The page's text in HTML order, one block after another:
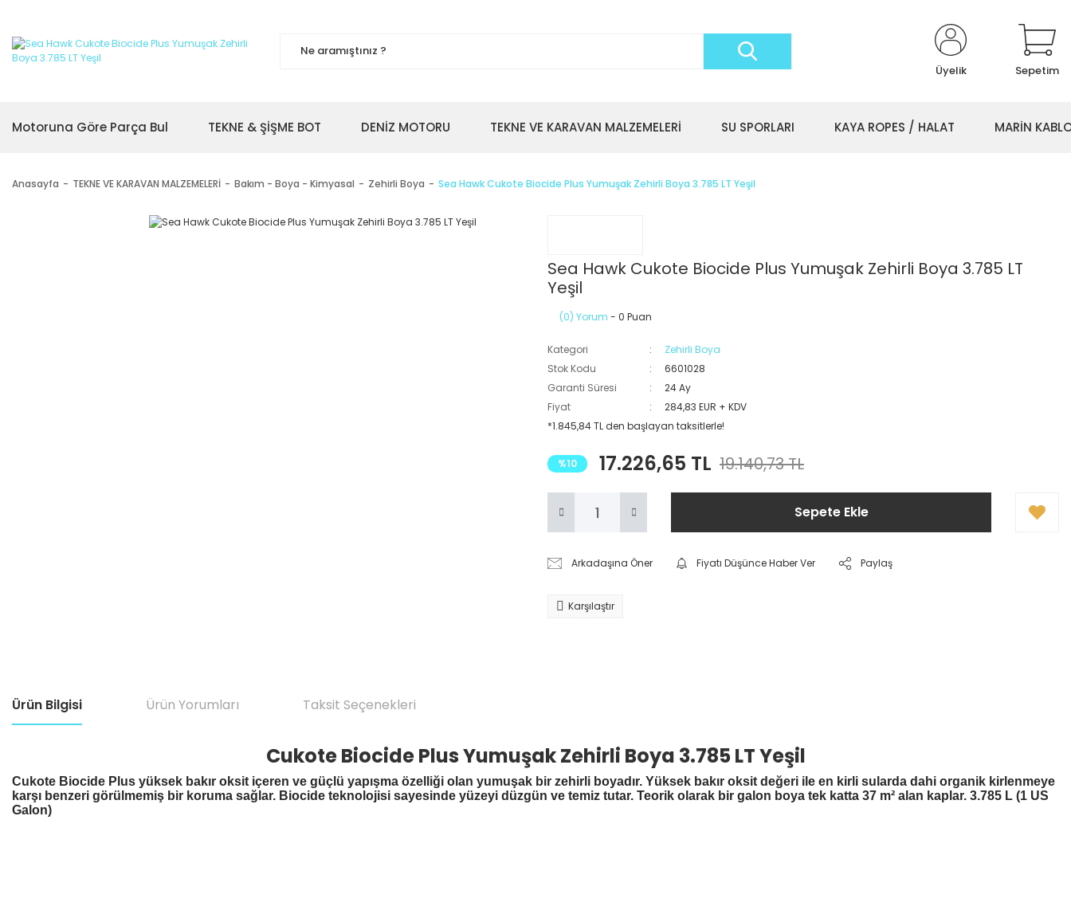
Üyelik Sepetim
Motoruna Göre Parça Bul TEKNE & ŞİŞME BOT DENİZ MOTORU TEKNE VE KARAVAN MALZEMELERİ SU SPORLARI KAYA ROPES / HALAT MARİN
Anasayfa TEKNE VE KARAVAN MALZEMELERİ Bakım - Boya - Kimyasal Zehirli Boya Sea Hawk Cukote Biocide Plus Yumuşak Zehirli Boya 3.785 LT Yeşil
Sea Hawk Cukote Biocide Plus Yumuşak Zehirli Boya 3.785 LT
Yeşil
(0) Yorum - 0 Puan
Kategori
Zehirli Boya
Stok Kodu
6601028
Garanti Süresi
24 Ay
Fiyat
284,83 EUR + KDV
*1.845,84 TL den başlayan taksitlerle!
%10 17.226,65 TL 19.140,73 TL
Sepete Ekle
Arkadaşına Öner Fiyatı Düşünce Haber Ver Paylaş
Karşılaştır
Ürün Bilgisi Ürün Yorumları Taksit Seçenekleri
Cukote Biocide Plus Yumuşak Zehirli Boya 3.785 LT Yeşil
Cukote Biocide Plus yüksek bakır oksit içeren ve güçlü yapışma özelliği olan yumuşak bir zehirli boyadır. Yüksek bakır oksit değeri ile en kirli sularda dahi organik kirlenmeye
karşı benzeri görülmemiş bir koruma sağlar. Biocide teknolojisi sayesinde yüzeyi düzgün ve temiz tutar. Teorik olarak bir galon boya tek katta 37 m² alan kaplar. 3.785 L (1 US
Galon)